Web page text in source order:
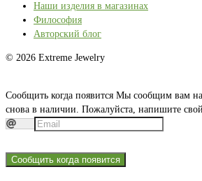
Наши изделия в магазинах
Философия
Авторский блог
© 2026 Extreme Jewelry
Сообщить когда появится Мы сообщим вам на
снова в наличии. Пожалуйста, напишите
Сообщить когда появится